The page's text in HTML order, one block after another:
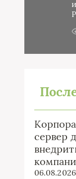
сервер
06.08.2026